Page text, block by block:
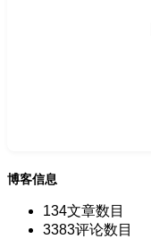
博客信息
134文章数目
3383评论数目